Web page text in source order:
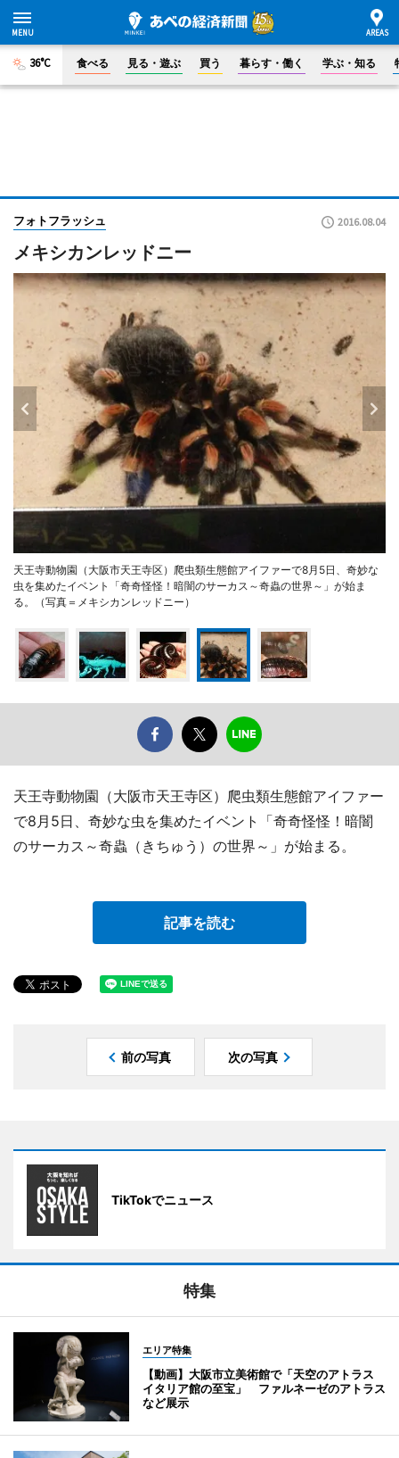
36°C 食べる 見る・遊ぶ 買う 暮らす・働く 学ぶ・知る
フォトフラッシュ 2016.08.04
メキシカンレッドニー
天王寺動物園（大阪市天王寺区）爬虫類生態館アイファーで8月5日、奇妙な
虫を集めたイベント「奇奇怪怪！暗闇のサーカス～奇蟲の世界～」が始ま
る。（写真＝メキシカンレッドニー）
天王寺動物園（大阪市天王寺区）爬虫類生態館アイファー
で8月5日、奇妙な虫を集めたイベント「奇奇怪怪！暗闇
のサーカス～奇蟲（きちゅう）の世界～」が始まる。
記事を読む
前の写真 次の写真
TikTokでニュース
特集
エリア特集
【動画】大阪市立美術館で「天空のアトラス
イタリア館の至宝」 ファルネーゼのアトラス
など展示